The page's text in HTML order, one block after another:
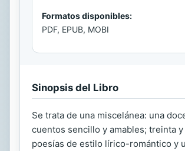
Formatos disponibles:
PDF, EPUB, MOBI
Sinopsis del Libro
Se trata de una miscelánea: una
cuentos sencillo y amables; treinta y
poesías de estilo lírico-romántico y